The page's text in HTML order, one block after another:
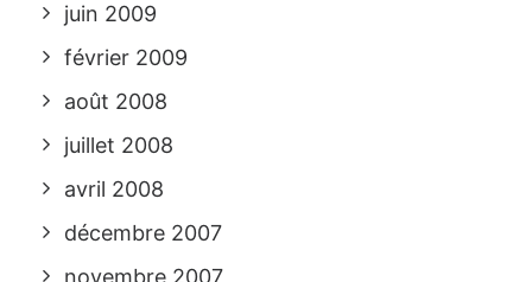
juin 2009
février 2009
août 2008
juillet 2008
avril 2008
décembre 2007
novembre 2007